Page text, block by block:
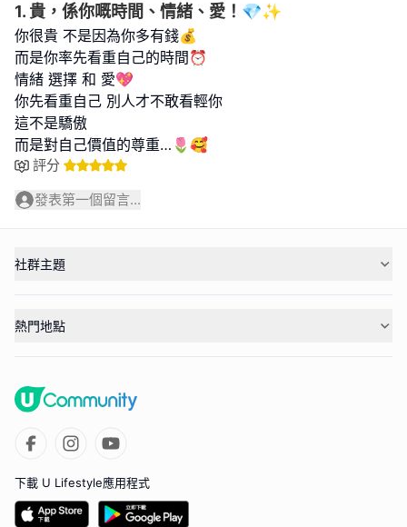
1. 貴，係你嘅時間、情緒、愛！💎✨
你很貴 不是因為你多有錢💰
而是你率先看重自己的時間⏰
情緒 選擇 和 愛💖
你先看重自己 別人才不敢看輕你
這不是驕傲
而是對自己價值的尊重…🌷🥰
評分
發表第一個留言...
社群主題
熱門地點
下載 U Lifestyle應用程式